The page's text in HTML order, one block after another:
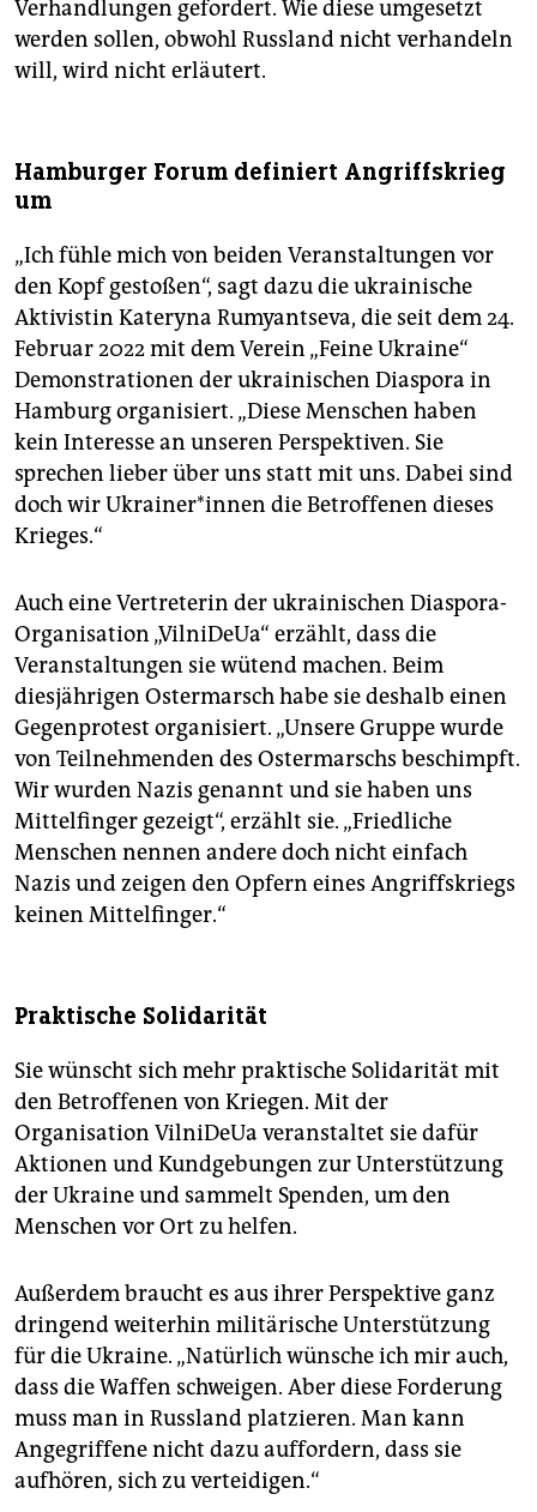
Verhandlungen gefordert. Wie diese umgesetzt
werden sollen, obwohl Russland nicht verhandeln
will, wird nicht erläutert.
Hamburger Forum definiert Angriffskrieg
um
„Ich fühle mich von beiden Veranstaltungen vor
den Kopf gestoßen“, sagt dazu die ukrainische
Aktivistin Kateryna Rum­yantseva, die seit dem 24.
Februar 2022 mit dem Verein „Feine Ukraine“
Demonstrationen der ukrainischen Diaspora in
Hamburg organisiert. „Diese Menschen haben
kein Interesse an unseren Perspektiven. Sie
sprechen lieber über uns statt mit uns. Dabei sind
doch wir Ukrai­ne­r*in­nen die Betroffenen dieses
Krieges.“
Auch eine Vertreterin der ukrainischen Diaspora-
Organisation „VilniDeUa“ erzählt, dass die
Veranstaltungen sie wütend machen. Beim
diesjährigen Ostermarsch habe sie deshalb einen
Gegenprotest organisiert. „Unsere Gruppe wurde
von Teilnehmenden des Ostermarschs beschimpft.
Wir wurden Nazis genannt und sie haben uns
Mittelfinger gezeigt“, erzählt sie. „Friedliche
Menschen nennen andere doch nicht einfach
Nazis und zeigen den Opfern eines Angriffskriegs
keinen Mittelfinger.“
Praktische Solidarität
Sie wünscht sich mehr praktische Solidarität mit
den Betroffenen von Kriegen. Mit der
Organisation VilniDeUa veranstaltet sie dafür
Aktionen und Kundgebungen zur Unterstützung
der Ukraine und sammelt Spenden, um den
Menschen vor Ort zu helfen.
Außerdem braucht es aus ihrer Perspektive ganz
dringend weiterhin militärische Unterstützung
für die Ukraine. „Natürlich wünsche ich mir auch,
dass die Waffen schweigen. Aber diese Forderung
muss man in Russland platzieren. Man kann
Angegriffene nicht dazu auffordern, dass sie
aufhören, sich zu verteidigen.“